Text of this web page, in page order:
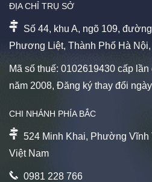
ĐỊA CHỈ TRỤ SỞ
Số 44, khu A, ngõ 109,
Phương Liệt, Thành Phố Hà
Mã số thuế: 0102619430 cấp
năm 2008, Đăng ký thay đổi
CHI NHÁNH PHÍA BẮC
524 Minh Khai, Phường Vĩnh
Việt Nam
0981 228 766